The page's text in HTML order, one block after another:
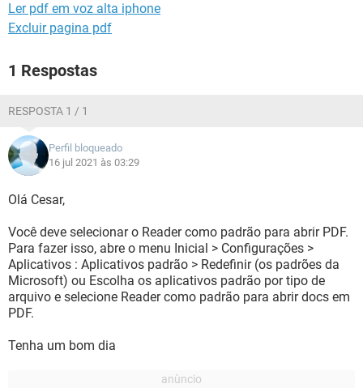
Ler pdf em voz alta iphone
Excluir pagina pdf
1 Respostas
RESPOSTA 1 / 1
Perfil bloqueado
16 jul 2021 às 03:29
Olá Cesar,
Você deve selecionar o Reader como padrão para abrir PDF.
Para fazer isso, abre o menu Inicial > Configurações >
Aplicativos : Aplicativos padrão > Redefinir (os padrões da
Microsoft) ou Escolha os aplicativos padrão por tipo de
arquivo e selecione Reader como padrão para abrir docs em
PDF.
Tenha um bom dia